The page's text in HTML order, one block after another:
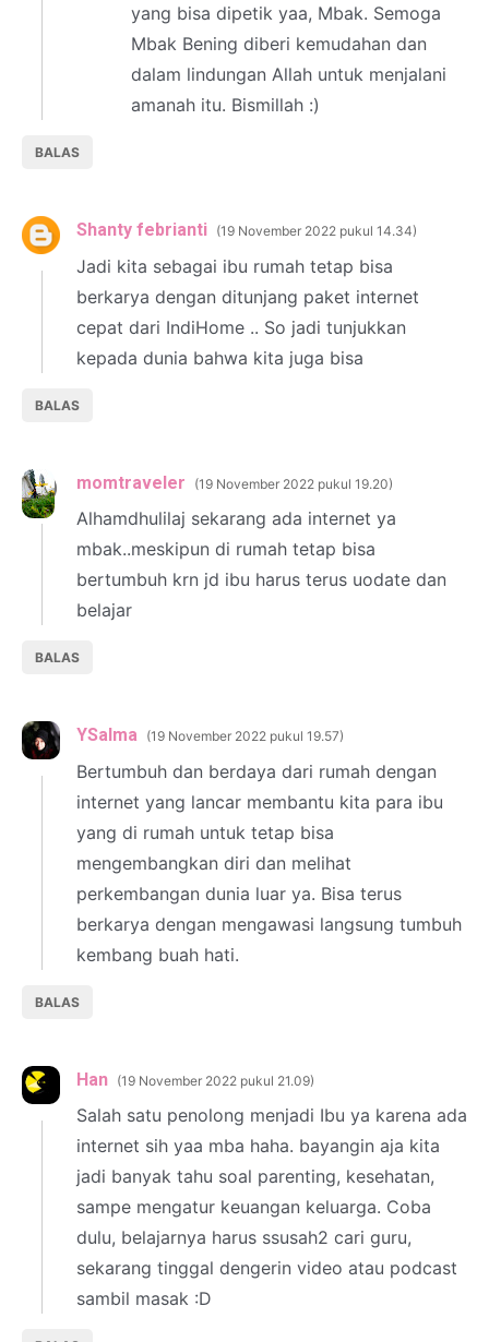
BALAS
yang bisa dipetik yaa, Mbak. Semoga
Mbak Bening diberi kemudahan dan
dalam lindungan Allah untuk menjalani
amanah itu. Bismillah :)
Shanty febrianti 19 November 2022 pukul 14.34
Jadi kita sebagai ibu rumah tetap bisa
berkarya dengan ditunjang paket internet
cepat dari IndiHome .. So jadi tunjukkan
kepada dunia bahwa kita juga bisa
BALAS
momtraveler 19 November 2022 pukul 19.20
Alhamdhulilaj sekarang ada internet ya
mbak..meskipun di rumah tetap bisa
bertumbuh krn jd ibu harus terus uodate dan
belajar
BALAS
YSalma 19 November 2022 pukul 19.57
Bertumbuh dan berdaya dari rumah dengan
internet yang lancar membantu kita para ibu
yang di rumah untuk tetap bisa
mengembangkan diri dan melihat
perkembangan dunia luar ya. Bisa terus
berkarya dengan mengawasi langsung tumbuh
kembang buah hati.
BALAS
Han 19 November 2022 pukul 21.09
Salah satu penolong menjadi Ibu ya karena ada
internet sih yaa mba haha. bayangin aja kita
jadi banyak tahu soal parenting, kesehatan,
sampe mengatur keuangan keluarga. Coba
dulu, belajarnya harus ssusah2 cari guru,
sekarang tinggal dengerin video atau podcast
sambil masak :D